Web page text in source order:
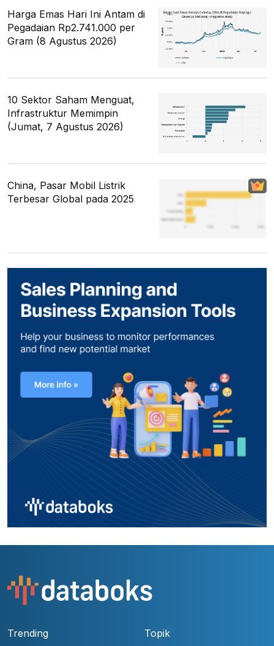
Harga Emas Hari Ini Antam di
Pegadaian Rp2.741.000 per
Gram (8 Agustus 2026)
10 Sektor Saham Menguat,
Infrastruktur Memimpin
(Jumat, 7 Agustus 2026)
China, Pasar Mobil Listrik
Terbesar Global pada 2025
Trending Topik